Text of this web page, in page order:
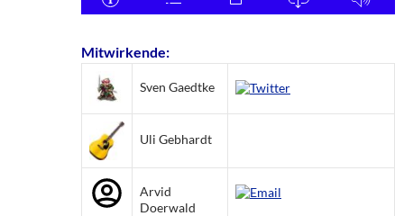
Mitwirkende:
Sven Gaedtke
Uli Gebhardt
Arvid
Doerwald